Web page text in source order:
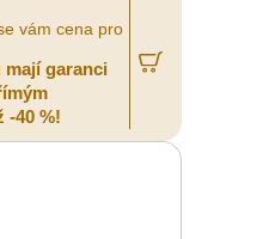
vám cena pro
mají garanci
-40 %!